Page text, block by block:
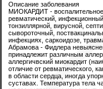
Описание заболевания
МИОКАРДИТ - воспалительное
ревматический,
тонзиллярной, вирусной,
сывороточный,
инфекциях, саркоидозе,
Абрамова - Фидлера
принадлежит различным
аллергичвский миокардит
отличие от ревматического,
в области сердца, иногда
суставах. Температура тела